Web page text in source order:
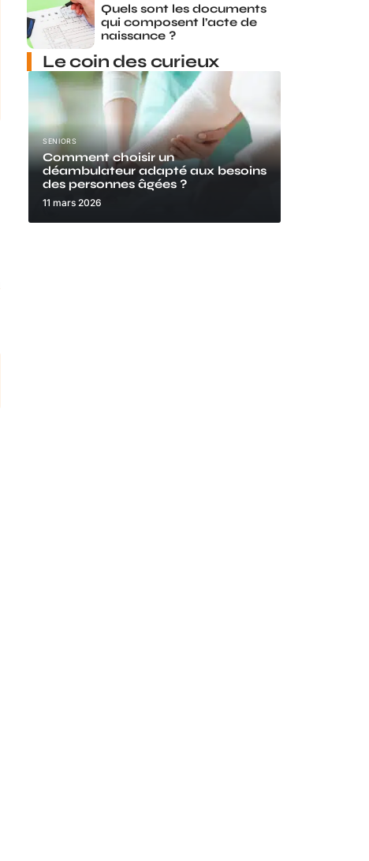
Quels sont les documents
qui composent l’acte de
naissance ?
Le coin des curieux
SENIORS
Comment choisir un
déambulateur adapté aux besoins
des personnes âgées ?
11 mars 2026